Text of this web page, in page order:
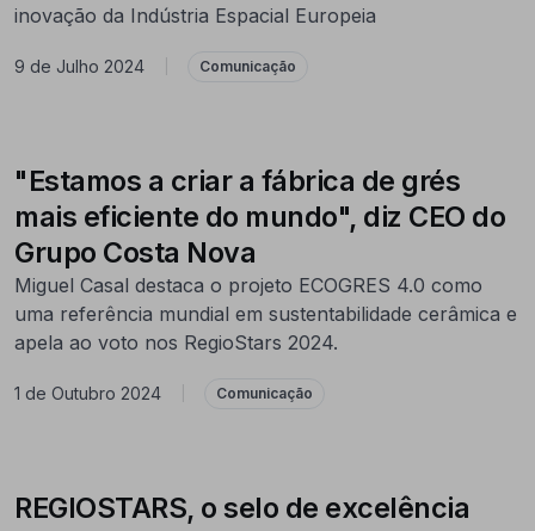
inovação da Indústria Espacial Europeia
9 de Julho 2024 Comunicação
"Estamos a criar a fábrica de grés
mais eficiente do mundo", diz CEO do
Grupo Costa Nova
Miguel Casal destaca o projeto ECOGRES 4.0 como
uma referência mundial em sustentabilidade cerâmica e
apela ao voto nos RegioStars 2024.
1 de Outubro 2024 Comunicação
REGIOSTARS, o selo de excelência